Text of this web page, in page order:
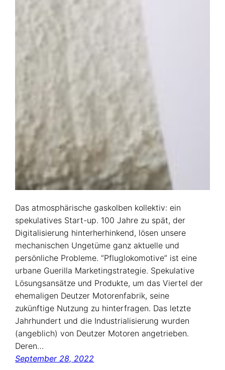
Das atmosphärische gaskolben kollektiv: ein
spekulatives Start-up. 100 Jahre zu spät, der
Digitalisierung hinterherhinkend, lösen unsere
mechanischen Ungetüme ganz aktuelle und
persönliche Probleme. “Pfluglokomotive” ist eine
urbane Guerilla Marketingstrategie. Spekulative
Lösungsansätze und Produkte, um das Viertel der
ehemaligen Deutzer Motorenfabrik, seine
zukünftige Nutzung zu hinterfragen. Das letzte
Jahrhundert und die Industrialisierung wurden
(angeblich) von Deutzer Motoren angetrieben.
Deren…
September 28, 2022